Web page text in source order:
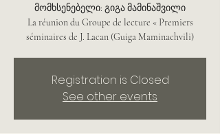
მომხსენებელი: გიგა მამინაშვილი
La réunion du Groupe de lecture « Premiers
séminaires de J. Lacan (Guiga Maminachvili)
Registration is Closed
See other events